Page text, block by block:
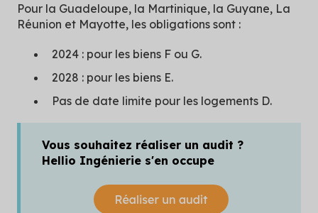
Pour la Guadeloupe, la Martinique, la Guyane, La
Réunion et Mayotte, les obligations sont :
2024 : pour les biens F ou G.
2028 : pour les biens E.
Pas de date limite pour les logements D.
Vous souhaitez réaliser un audit ?
Hellio Ingénierie s'en occupe